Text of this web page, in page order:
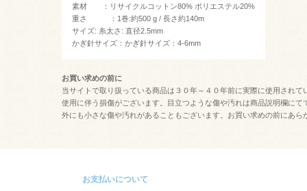
素材 ：リサイクルコットン80% ポリエステル20%
重さ ：1巻:約500 g / 長さ約140m
サイズ: 糸太さ: 直径2.5mm
かぎ針サイズ：かぎ針サイズ：4-6mm
お買い求めの前に
当サイトで取り扱っている商品は３０年～４０年前に実際に使用され
使用に伴う損傷がございます。目立つような傷や汚れは商品説明欄に
外にも小さな傷や汚れがあることもございます。お買い求めの前にあら
お支払いについて